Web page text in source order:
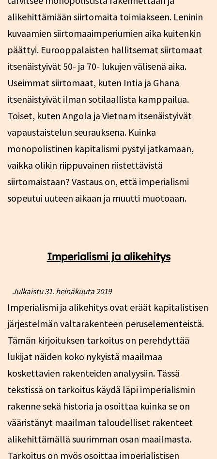
alikehittämiään siirtomaita toimiakseen. Leninin
kuvaamien siirtomaaimperiumien aika kuitenkin
päättyi. Eurooppalaisten hallitsemat siirtomaat
itsenäistyivät 50- ja 70- lukujen välisenä aika.
Useimmat siirtomaat, kuten Intia ja Ghana
itsenäistyivät ilman sotilaallista kamppailua.
Toiset, kuten Angola ja Vietnam itsenäistyivät
vapaustaistelun seurauksena. Kuinka
monopolistinen kapitalismi pystyi jatkamaan,
vaikka olikin riippuvainen riistettävistä
siirtomaistaan? Vastaus on, että imperialismi
sopeutui uuteen aikaan ja muutti muotoaan.
Imperialismi ja alikehitys
Julkaistu31. heinäkuuta 2019
Imperialismi ja alikehitys ovat eräät kapitalistisen
järjestelmän valtarakenteen peruselementeistä.
Tämän kirjoituksen tarkoitus on perehdyttää
lukijat näiden koko nykyistä maailmaa
koskettavien rakenteiden analyysiin. Tässä
tekstissä on tarkoitus käydä läpi imperialismin
rakenne sekä historia ja osoittaa kuinka se on
vääristänyt maailman taloudelliset rakenteet
alikehittämällä suurimman osan maailmasta.
Tarkoitus on myös osoittaa imperialistisen